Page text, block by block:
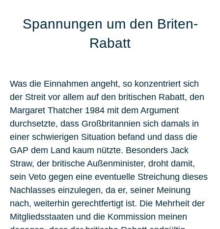
Spannungen um den Briten-
Rabatt
Was die Einnahmen angeht, so konzentriert sich
der Streit vor allem auf den britischen Rabatt, den
Margaret Thatcher 1984 mit dem Argument
durchsetzte, dass Großbritannien sich damals in
einer schwierigen Situation befand und dass die
GAP dem Land kaum nützte. Besonders Jack
Straw, der britische Außenminister, droht damit,
sein Veto gegen eine eventuelle Streichung dieses
Nachlasses einzulegen, da er, seiner Meinung
nach, weiterhin gerechtfertigt ist. Die Mehrheit der
Mitgliedsstaaten und die Kommission meinen